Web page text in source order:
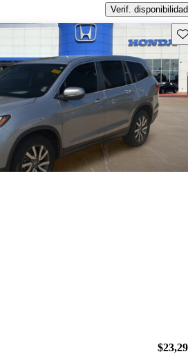
Verif. disponibilidad